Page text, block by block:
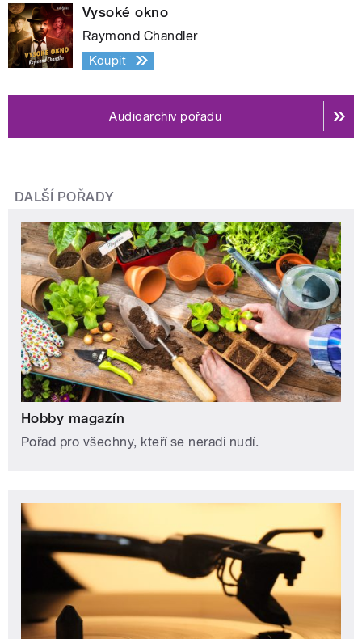
Vysoké okno
Raymond Chandler
Koupit
Audioarchiv pořadu
DALŠÍ POŘADY
Hobby magazín
Pořad pro všechny, kteří se neradi nudí.